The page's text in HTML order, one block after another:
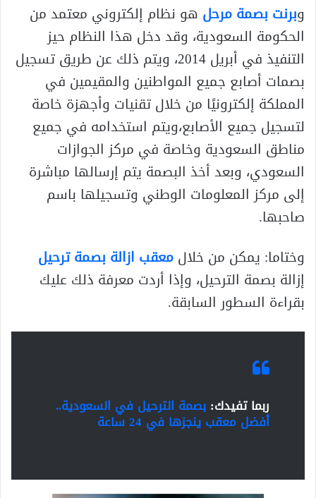
وبرنت بصمة مرحل هو نظام إلكتروني معتمد من
الحكومة السعودية، وقد دخل هذا النظام حيز
التنفيذ في أبريل 2014، ويتم ذلك عن طريق تسجيل
بصمات أصابع جميع المواطنين والمقيمين في
المملكة إلكترونيًا من خلال تقنيات وأجهزة خاصة
لتسجيل جميع الأصابع،ويتم استخدامه في جميع
مناطق السعودية وخاصة في مركز الجوازات
السعودي، وبعد أخذ البصمة يتم إرسالها مباشرة
إلى مركز المعلومات الوطني وتسجيلها باسم
صاحبها.
وختاما: يمكن من خلالمعقب ازالة بصمة ترحيل
إزالة بصمة الترحيل، وإذا أردت معرفة ذلك عليك
بقراءة السطور السابقة.
ربما تفيدك: بصمة الترحيل في السعودية..
أفضل معقب ينجزها في 24 ساعة